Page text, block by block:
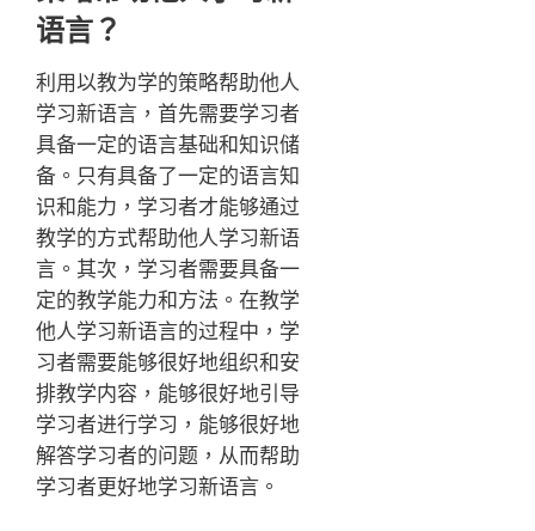
语言？
利用以教为学的策略帮助他人
学习新语言，首先需要学习者
具备一定的语言基础和知识储
备。只有具备了一定的语言知
识和能力，学习者才能够通过
教学的方式帮助他人学习新语
言。其次，学习者需要具备一
定的教学能力和方法。在教学
他人学习新语言的过程中，学
习者需要能够很好地组织和安
排教学内容，能够很好地引导
学习者进行学习，能够很好地
解答学习者的问题，从而帮助
学习者更好地学习新语言。